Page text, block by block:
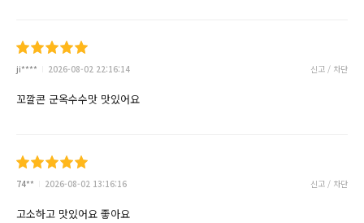
ji**** 2026-08-02 22:16:14 신고 / 차단
꼬깔콘 군옥수수맛 맛있어요
74** 2026-08-02 13:16:16 신고 / 차단
고소하고 맛있어요 좋아요